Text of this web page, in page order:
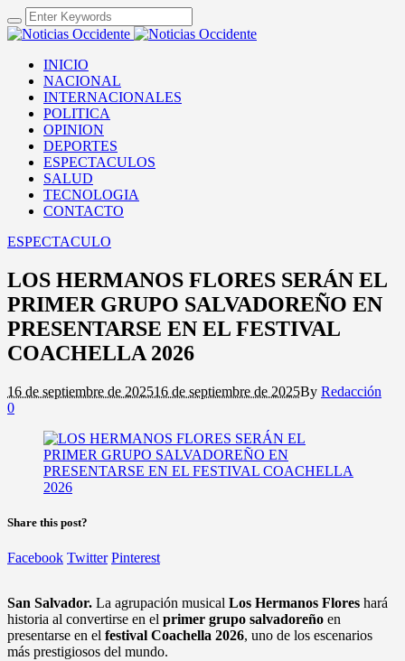
INICIO
NACIONAL
INTERNACIONALES
POLITICA
OPINION
DEPORTES
ESPECTACULOS
SALUD
TECNOLOGIA
CONTACTO
ESPECTACULO
LOS HERMANOS FLORES SERÁN EL
PRIMER GRUPO SALVADOREÑO EN
PRESENTARSE EN EL FESTIVAL
COACHELLA 2026
16 de septiembre de 202516 de septiembre de 2025By Redacción
0
Share this post?
Facebook Twitter Pinterest
San Salvador. La agrupación musical Los Hermanos Flores hará
historia al convertirse en el primer grupo salvadoreño en
presentarse en el festival Coachella 2026, uno de los escenarios
más prestigiosos del mundo.